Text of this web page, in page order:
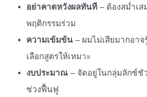
อย่าคาดหวังผลทันที – ต้องสม่ำเ
พฤติกรรมร่วม
ความเข้มข้น – ผมไม่เสียมากอา
เลือกสูตรให้เหมาะ
งบประมาณ – จัดอยู่ในกลุ่มลักซ์ชั
ช่วงฟื้นฟู